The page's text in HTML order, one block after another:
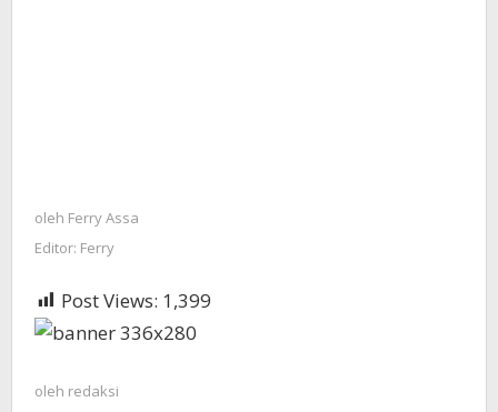
oleh Ferry Assa
Editor: Ferry
Post Views: 1,399
oleh redaksi